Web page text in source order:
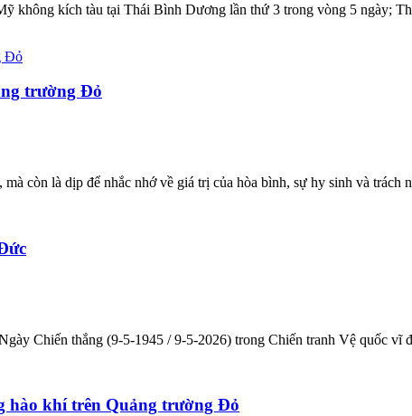
không kích tàu tại Thái Bình Dương lần thứ 3 trong vòng 5 ngày;
trường Đỏ
còn là dịp để nhắc nhớ về giá trị của hòa bình, sự hy sinh và trách
Chiến thắng (9-5-1945 / 9-5-2026) trong Chiến tranh Vệ quốc vĩ
hào khí trên Quảng trường Đỏ